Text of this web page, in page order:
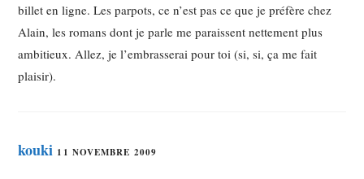
billet en ligne. Les parpots, ce n’est pas ce que je préfère chez
Alain, les romans dont je parle me paraissent nettement plus
ambitieux. Allez, je l’embrasserai pour toi (si, si, ça me fait
plaisir).
kouki 11 NOVEMBRE 2009